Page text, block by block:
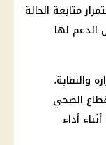
متابعة الحالة
الدعم لها
والنقابة،
الصحي
أداء